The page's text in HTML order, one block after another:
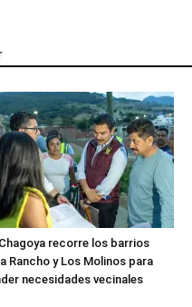
recorre los barrios
Rancho y Los Molinos para
necesidades vecinales